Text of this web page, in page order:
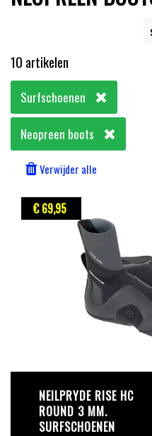
10 artikelen
Surfschoenen
Neopreen boots
Verwijder alle
€ 69,95
NEILPRYDE RISE HC
ROUND 3 MM.
SURFSCHOENEN